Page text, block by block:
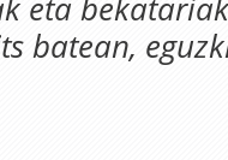
eta
batean,